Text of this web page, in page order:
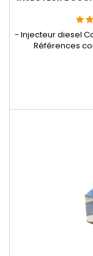
- Injecteur diesel
Références
0986435240 , 0
motorisation